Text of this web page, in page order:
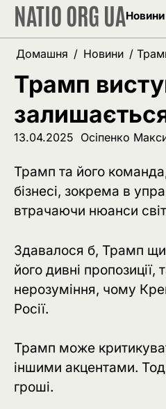
Перейти
вмісту
NATIO ORG UAНовини
Домашня Новини
Трамп
13.04.2025 Осіпенко
Трамп та його
бізнесі, зокрема в
втрачаючи нюанси
Здавалося б, Трамп
його дивні пропозиції,
нерозуміння, чому
Росії.
Трамп може
іншими акцентами.
гроші.